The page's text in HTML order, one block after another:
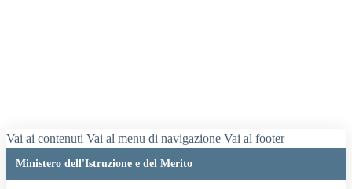
Vai ai contenuti Vai al menu di navigazione Vai al footer
Ministero dell'Istruzione e del Merito